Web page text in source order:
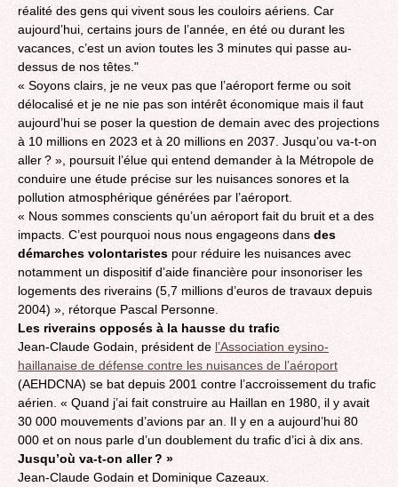
réalité des gens qui vivent sous les couloirs aériens. Car
aujourd’hui, certains jours de l’année, en été ou durant les
vacances, c’est un avion toutes les 3 minutes qui passe au-
dessus de nos têtes."
« Soyons clairs, je ne veux pas que l’aéroport ferme ou soit
délocalisé et je ne nie pas son intérêt économique mais il faut
aujourd’hui se poser la question de demain avec des projections
à 10 millions en 2023 et à 20 millions en 2037. Jusqu’ou va-t-on
aller ? », poursuit l’élue qui entend demander à la Métropole de
conduire une étude précise sur les nuisances sonores et la
pollution atmosphérique générées par l’aéroport.
« Nous sommes conscients qu’un aéroport fait du bruit et a des
impacts. C’est pourquoi nous nous engageons dans des
démarches volontaristes pour réduire les nuisances avec
notamment un dispositif d’aide financière pour insonoriser les
logements des riverains (5,7 millions d’euros de travaux depuis
2004) », rétorque Pascal Personne.
Les riverains opposés à la hausse du trafic
Jean-Claude Godain, président de l’Association eysino-
haillanaise de défense contre les nuisances de l’aéroport
(AEHDCNA) se bat depuis 2001 contre l’accroissement du trafic
aérien. « Quand j’ai fait construire au Haillan en 1980, il y avait
30 000 mouvements d’avions par an. Il y en a aujourd’hui 80
000 et on nous parle d’un doublement du trafic d’ici à dix ans.
Jusqu’où va-t-on aller ? »
Jean-Claude Godain et Dominique Cazeaux.